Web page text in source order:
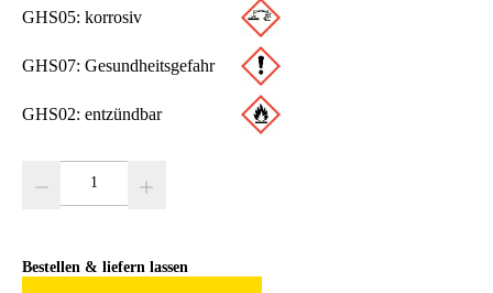
GHS05: korrosiv
GHS07: Gesundheitsgefahr
GHS02: entzündbar
Bestellen & liefern lassen